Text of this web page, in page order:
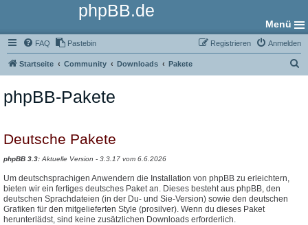
phpBB.de
Menü
FAQ Pastebin Anmelden
Registrieren
Startseite Community Downloads Pakete
phpBB-Pakete
Deutsche Pakete
phpBB 3.3: Aktuelle Version - 3.3.17 vom 6.6.2026
Um deutschsprachigen Anwendern die Installation von phpBB zu erleichtern,
bieten wir ein fertiges deutsches Paket an. Dieses besteht aus phpBB, den
deutschen Sprachdateien (in der Du- und Sie-Version) sowie den deutschen
Grafiken für den mitgelieferten Style (prosilver). Wenn du dieses Paket
herunterlädst, sind keine zusätzlichen Downloads erforderlich.